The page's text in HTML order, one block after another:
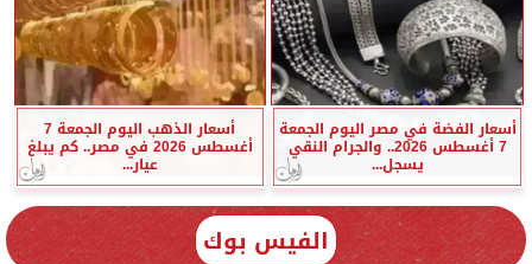
أسعار الفضة في مصر اليوم الجمعة
7 أغسطس 2026.. والجرام النقي
يسجل...
أسعار الذهب اليوم الجمعة 7
أغسطس 2026 في مصر.. كم يبلغ
عيار...
الفيس بوك